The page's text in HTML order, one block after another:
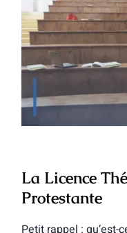
La
La Licence
Protestante
Petit rappel : qu’est-